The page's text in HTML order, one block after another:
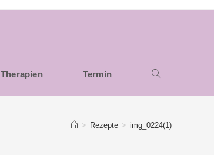
Therapien Termin
> Rezepte > img_0224(1)